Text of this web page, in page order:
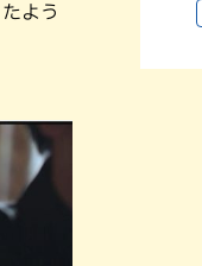
よう